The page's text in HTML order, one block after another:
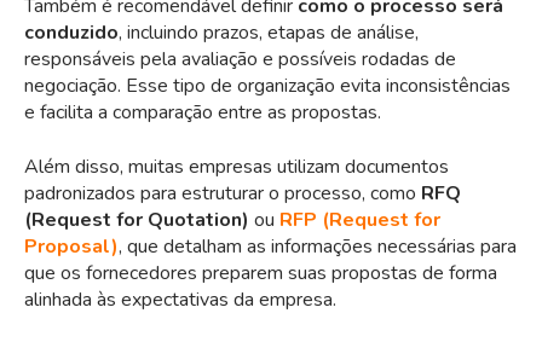
Também é recomendável definir como o processo será
conduzido, incluindo prazos, etapas de análise,
responsáveis pela avaliação e possíveis rodadas de
negociação. Esse tipo de organização evita inconsistências
e facilita a comparação entre as propostas.
Além disso, muitas empresas utilizam documentos
padronizados para estruturar o processo, como RFQ
(Request for Quotation) ou RFP (Request for
Proposal), que detalham as informações necessárias para
que os fornecedores preparem suas propostas de forma
alinhada às expectativas da empresa.